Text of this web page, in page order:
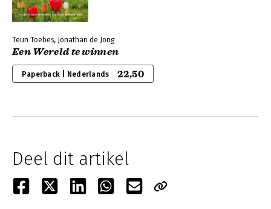
Teun Toebes, Jonathan de Jong
Een Wereld te winnen
Paperback | Nederlands 22,50
Deel dit artikel